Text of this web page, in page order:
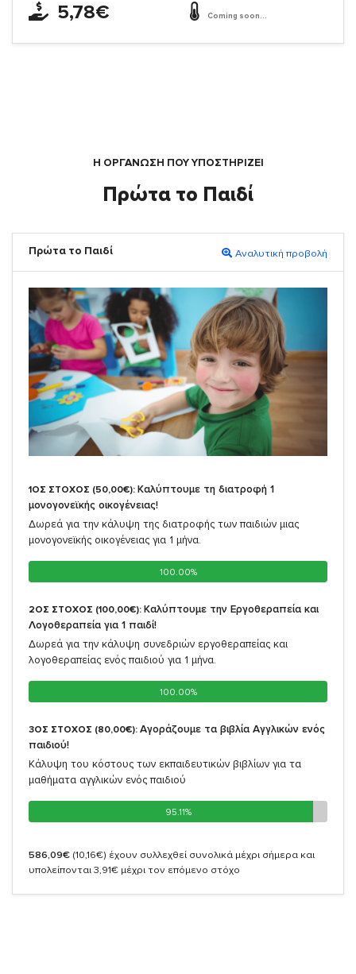
5,78€ Coming soon...
Η ΟΡΓΆΝΩΣΗ ΠΟΥ ΥΠΟΣΤΗΡΙΖΕΙ
Πρώτα το Παιδί
Πρώτα το Παιδί Αναλυτική προβολή
1ΟΣ ΣΤΟΧΟΣ (50,00€): Καλύπτουμε τη διατροφή 1
μονογονεϊκής οικογένειας!
Δωρεά για την κάλυψη της διατροφής των παιδιών μιας
μονογονεϊκής οικογένειας για 1 μήνα.
100.00%
100.00%
2ΟΣ ΣΤΟΧΟΣ (100,00€): Καλύπτουμε την Εργοθεραπεία και
Λογοθεραπεία για 1 παιδί!
Δωρεά για την κάλυψη συνεδριών εργοθεραπείας και
λογοθεραπείας ενός παιδιού για 1 μήνα.
100.00%
100.00%
3ΟΣ ΣΤΟΧΟΣ (80,00€): Αγοράζουμε τα βιβλία Αγγλικών ενός
παιδιού!
Κάλυψη του κόστους των εκπαιδευτικών βιβλίων για τα
μαθήματα αγγλικών ενός παιδιού
95.11%
95.11%
586,09€ (10,16€) έχουν συλλεχθεί συνολικά μέχρι σήμερα και
υπολείπονται 3,91€ μέχρι τον επόμενο στόχο